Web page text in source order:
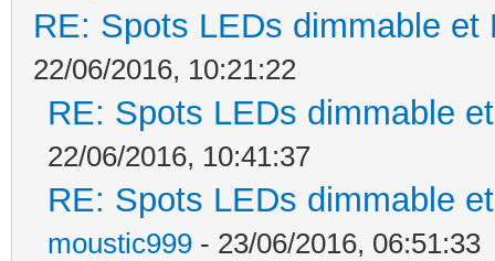
RE: Spots LEDs dimmable
22/06/2016, 10:21:22
RE: Spots LEDs dimmable
22/06/2016, 10:41:37
RE: Spots LEDs dimmable
moustic999 - 23/06/2016, 06:51:33